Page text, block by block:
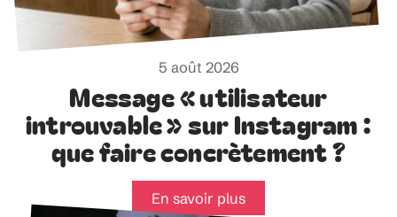
5 août 2026
Message « utilisateur
introuvable » sur Instagram :
que faire concrètement ?
En savoir plus